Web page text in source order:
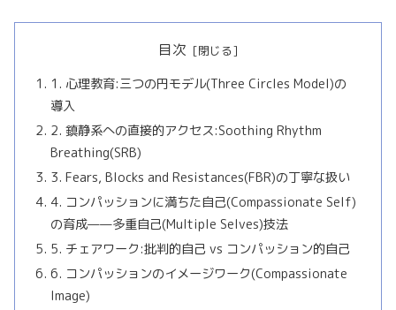
目次
1. 心理教育:三つの円モデル(Three Circles Model)の
導入
2. 鎮静系への直接的アクセス:Soothing Rhythm
Breathing(SRB)
3. Fears, Blocks and Resistances(FBR)の丁寧な扱い
4. コンパッションに満ちた自己(Compassionate Self)
の育成——多重自己(Multiple Selves)技法
5. チェアワーク:批判的自己 vs コンパッション的自己
6. コンパッションのイメージワーク(Compassionate
Image)